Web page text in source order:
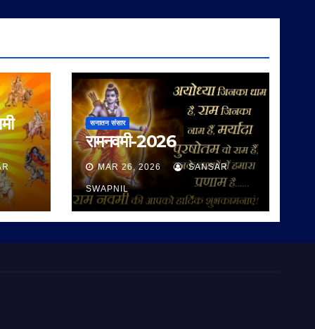
सनातन संसार
रामनवमी-2026
MAR 26, 2026 SANSAR
SWAPNIL